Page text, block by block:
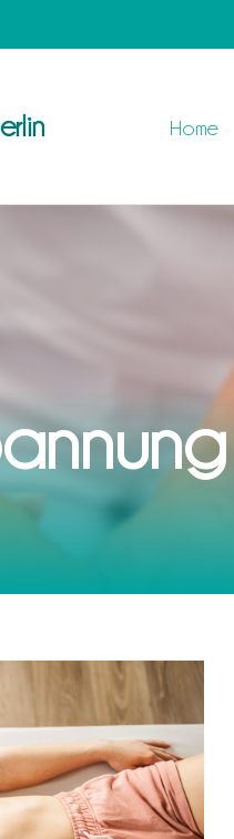
Home
– wenn